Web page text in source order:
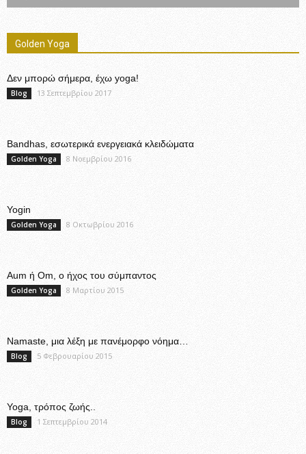
Golden Yoga
Δεν μπορώ σήμερα, έχω yoga!
Blog 13 Σεπτεμβρίου 2017
Bandhas, εσωτερικά ενεργειακά κλειδώματα
Golden Yoga 8 Νοεμβρίου 2016
Yogin
Golden Yoga 8 Οκτωβρίου 2016
Aum ή Om, ο ήχος του σύμπαντος
Golden Yoga 8 Μαρτίου 2015
Namaste, μια λέξη με πανέμορφο νόημα…
Blog 5 Φεβρουαρίου 2015
Yoga, τρόπος ζωής..
Blog 1 Σεπτεμβρίου 2014